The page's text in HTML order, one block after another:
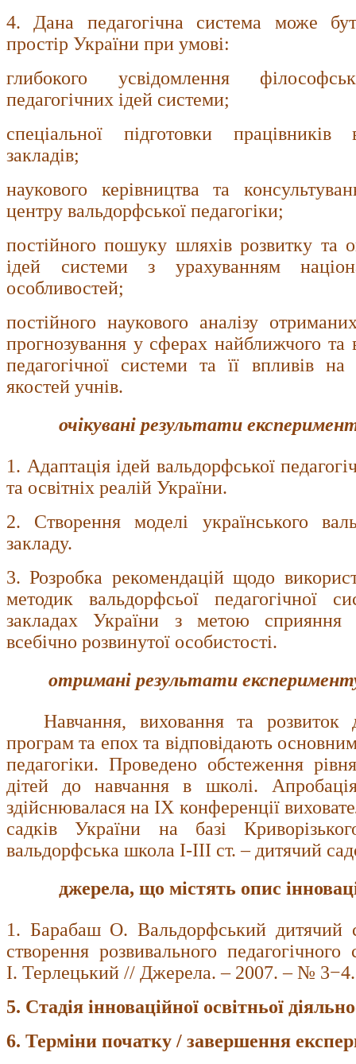
4. Дана педагогічна система може
простір України при умові:
глибокого усвідомлення
педагогічних ідей системи;
спеціальної підготовки працівників
закладів;
наукового керівництва та
центру вальдорфської педагогіки;
постійного пошуку шляхів розвитку та
ідей системи з урахуванням
особливостей;
постійного наукового аналізу
прогнозування у сферах найближчого та
педагогічної системи та її впливів
якостей учнів.
очікувані результати
1. Адаптація ідей вальдорфської
та освітніх реалій України.
2. Створення моделі українського
закладу.
3. Розробка рекомендацій щодо
методик вальдорфсьої педагогічної
закладах України з метою сприяння
всебічно розвинутої особистості.
отримані результати
Навчання, виховання та розвиток
програм та епох та відповідають
педагогіки. Проведено обстеження
дітей до навчання в школі. Апробація
здійснювалася на ІХ конференції
садків України на базі
вальдорфська школа І-ІІІ ст. – дитячий
джерела, що містять опис
1. Барабаш О. Вальдорфський дитячий
створення розвивального
І. Терлецький // Джерела. – 2007. – № 3−4.
5. Стадія інноваційної освітньої
6. Терміни початку / завершення